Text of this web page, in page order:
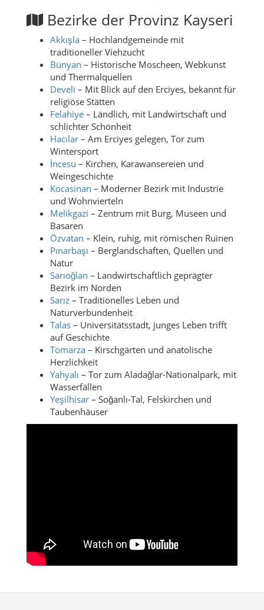
Bezirke der Provinz Kayseri
Akkışla – Hochlandgemeinde mit
traditioneller Viehzucht
Bünyan – Historische Moscheen, Webkunst
und Thermalquellen
Develi – Mit Blick auf den Erciyes, bekannt für
religiöse Stätten
Felahiye – Ländlich, mit Landwirtschaft und
schlichter Schönheit
Hacılar – Am Erciyes gelegen, Tor zum
Wintersport
İncesu – Kirchen, Karawansereien und
Weingeschichte
Kocasinan – Moderner Bezirk mit Industrie
und Wohnvierteln
Melikgazi – Zentrum mit Burg, Museen und
Basaren
Özvatan – Klein, ruhig, mit römischen Ruinen
Pınarbaşı – Berglandschaften, Quellen und
Natur
Sarıoğlan – Landwirtschaftlich geprägter
Bezirk im Norden
Sarız – Traditionelles Leben und
Naturverbundenheit
Talas – Universitätsstadt, junges Leben trifft
auf Geschichte
Tomarza – Kirschgärten und anatolische
Herzlichkeit
Yahyalı – Tor zum Aladağlar-Nationalpark, mit
Wasserfällen
Yeşilhisar – Soğanlı-Tal, Felskirchen und
Taubenhäuser